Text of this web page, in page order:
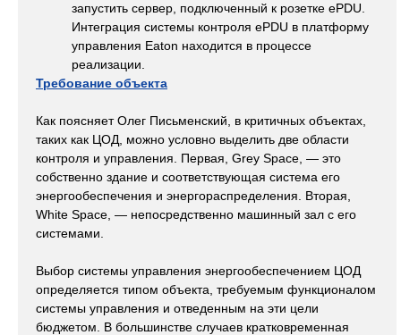
запустить сервер, подключенный к розетке ePDU.
Интеграция системы контроля ePDU в платформу
управления Eaton находится в процессе
реализации.
Требование объекта
Как поясняет Олег Письменский, в критичных объектах,
таких как ЦОД, можно условно выделить две области
контроля и управления. Первая, Grey Space, — это
собственно здание и соответствующая система его
энергообеспечения и энергораспределения. Вторая,
White Space, — непосредственно машинный зал с его
системами.
Выбор системы управления энергообеспечением ЦОД
определяется типом объекта, требуемым функционалом
системы управления и отведенным на эти цели
бюджетом. В большинстве случаев кратковременная